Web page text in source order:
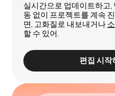
실시간으로 업데이트하고,
동 없이 프로젝트를 계속
면, 고화질로 내보내거나
할 수 있어.
편집 시작